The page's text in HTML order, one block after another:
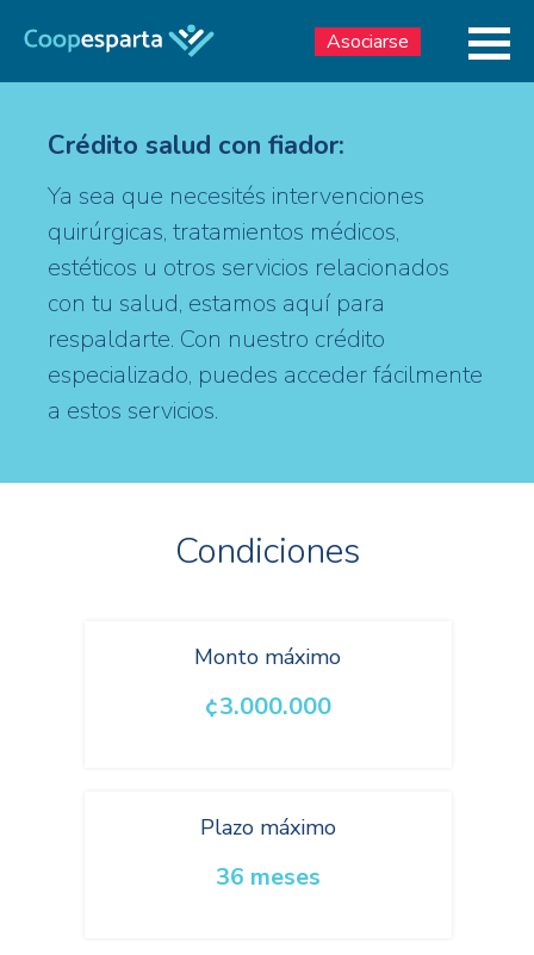
Asociarse
Crédito salud con fiador:
Ya sea que necesités intervenciones
quirúrgicas, tratamientos médicos,
estéticos u otros servicios relacionados
con tu salud, estamos aquí para
respaldarte. Con nuestro crédito
especializado, puedes acceder fácilmente
a estos servicios.
Condiciones
Monto máximo
¢3.000.000
Plazo máximo
36 meses